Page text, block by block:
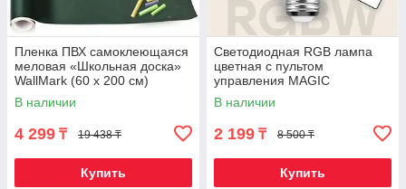
Пленка ПВХ самоклеющаяся
меловая «Школьная доска»
WallMark (60 х 200 см)
В наличии
4 299 ₸ 19 438 ₸
Купить
Светодиодная RGB лампа
цветная с пультом
управления MAGIC
LIGHTING (Е27 / 9W)
В наличии
2 199 ₸ 8 500 ₸
Купить